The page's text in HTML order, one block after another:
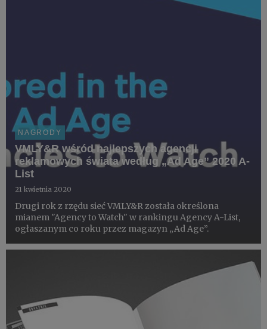
NAGRODY
VMLY&R wśród najlepszych agencji
reklamowych świata według „Ad Age” 2020 A-
List
21 kwietnia 2020
Drugi rok z rzędu sieć VMLY&R została określona
mianem "Agency to Watch" w rankingu Agency A-List,
ogłaszanym co roku przez magazyn „Ad Age”.